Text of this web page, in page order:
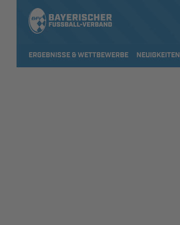
ERGEBNISSE & WETTBEWERBE NEUIGKEITEN